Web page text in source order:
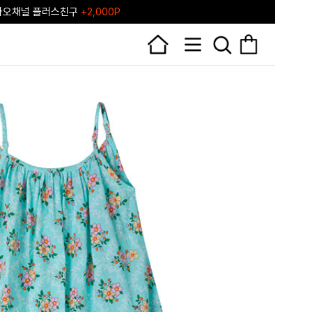
오채널 플러스친구 +2,000P